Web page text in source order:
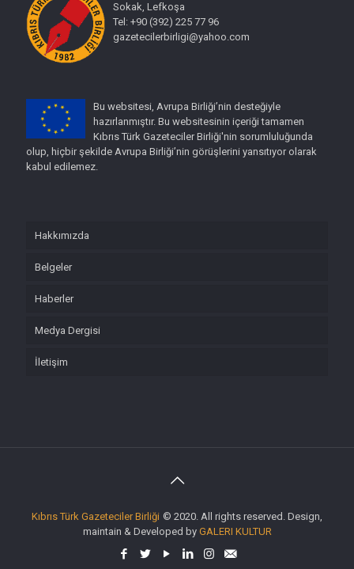
Sokak, Lefkoşa
Tel: +90 (392) 225 77 96
gazetecilerbirligi@yahoo.com
Bu websitesi, Avrupa Birliği’nin desteğiyle
hazırlanmıştır. Bu websitesinin içeriği tamamen
Kıbrıs Türk Gazeteciler Birliği'nin sorumluluğunda
olup, hiçbir şekilde Avrupa Birliği’nin görüşlerini yansıtıyor olarak
kabul edilemez.
Hakkımızda
Belgeler
Haberler
Medya Dergisi
İletişim
Kıbrıs Türk Gazeteciler Birliği © 2020. All rights reserved. Design,
maintain & Developed by GALERI KULTUR